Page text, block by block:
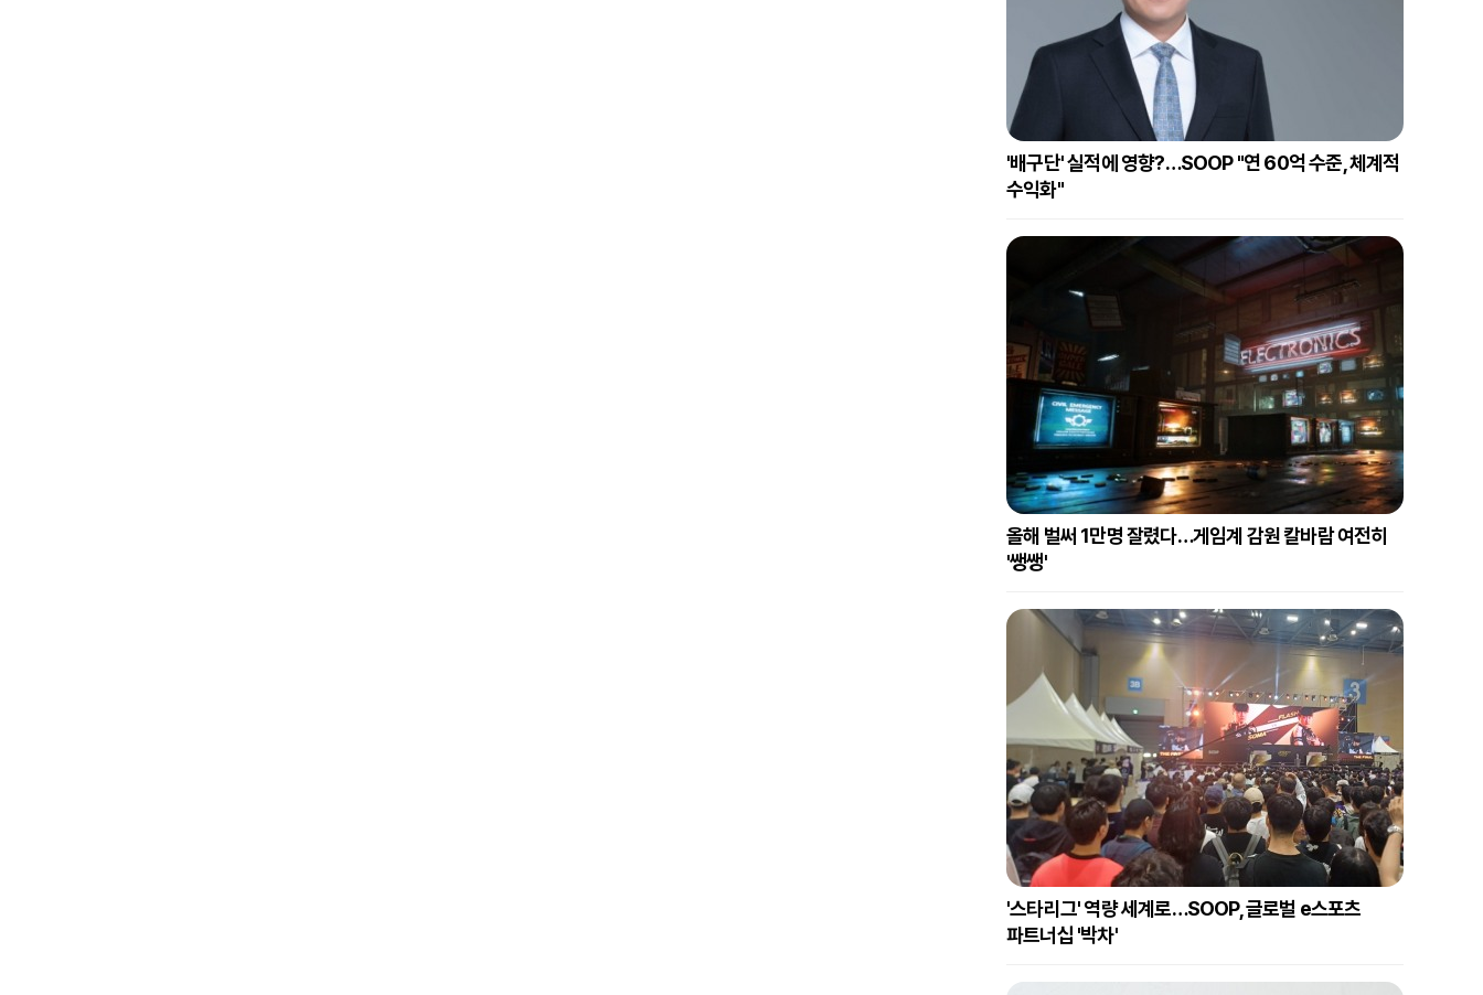
'배구단' 실적에 영향?…SOOP "연 60억 수준, 체계적
수익화"
올해 벌써 1만명 잘렸다…게임계 감원 칼바람 여전히
'쌩쌩'
'스타리그' 역량 세계로…SOOP, 글로벌 e스포츠
파트너십 '박차'